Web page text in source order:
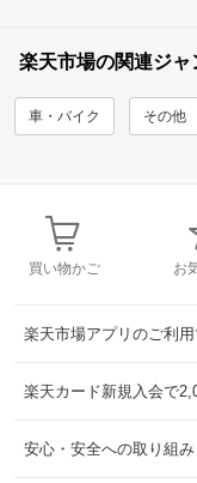
楽天市場の関連ジャ
車・バイク その他
買い物かご お
楽天市場アプリのご利
楽天カード新規入会で
安心・安全への取り組み